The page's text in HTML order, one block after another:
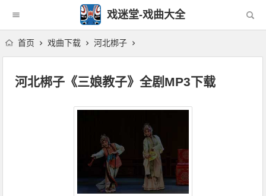
戏迷堂-戏曲大全
首页 戏曲下载 河北梆子
河北梆子《三娘教子》全剧MP3下载